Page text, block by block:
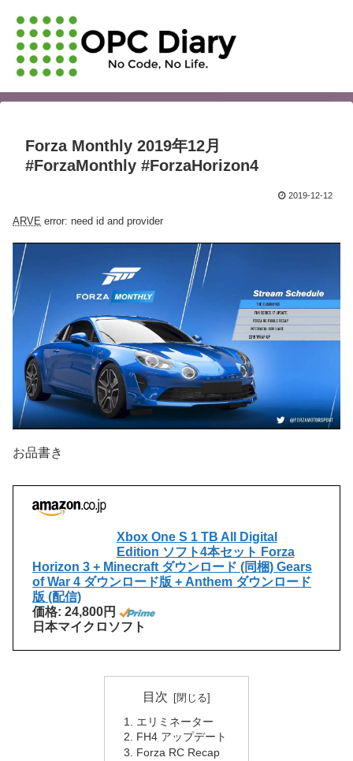
Forza Monthly 2019年12月
#ForzaMonthly #ForzaHorizon4
2019-12-12
ARVE error: need id and provider
お品書き
Xbox One S 1 TB All Digital
Edition ソフト4本セット Forza
Horizon 3 + Minecraft ダウンロード (同梱) Gears
of War 4 ダウンロード版 + Anthem ダウンロード
版 (配信)
価格: 24,800円
日本マイクロソフト
目次
エリミネーター
FH4 アップデート
Forza RC Recap